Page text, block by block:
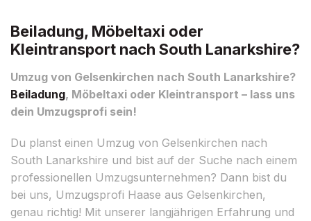
Beiladung, Möbeltaxi oder
Kleintransport nach South Lanarkshire?
Umzug von Gelsenkirchen nach South Lanarkshire?
Beiladung, Möbeltaxi oder Kleintransport – lass uns
dein Umzugsprofi sein!
Du planst einen Umzug von Gelsenkirchen nach
South Lanarkshire und bist auf der Suche nach einem
professionellen Umzugsunternehmen? Dann bist du
bei uns, Umzugsprofi Haase aus Gelsenkirchen,
genau richtig! Mit unserer langjährigen Erfahrung und